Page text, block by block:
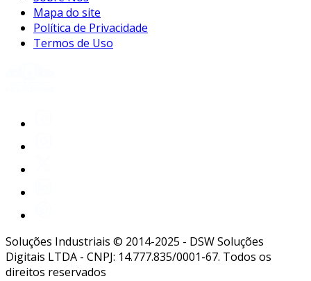
Mapa do site
Política de Privacidade
Termos de Uso
Soluções Industriais © 2014-2025 - DSW Soluções
Digitais LTDA - CNPJ: 14.777.835/0001-67. Todos os
direitos reservados